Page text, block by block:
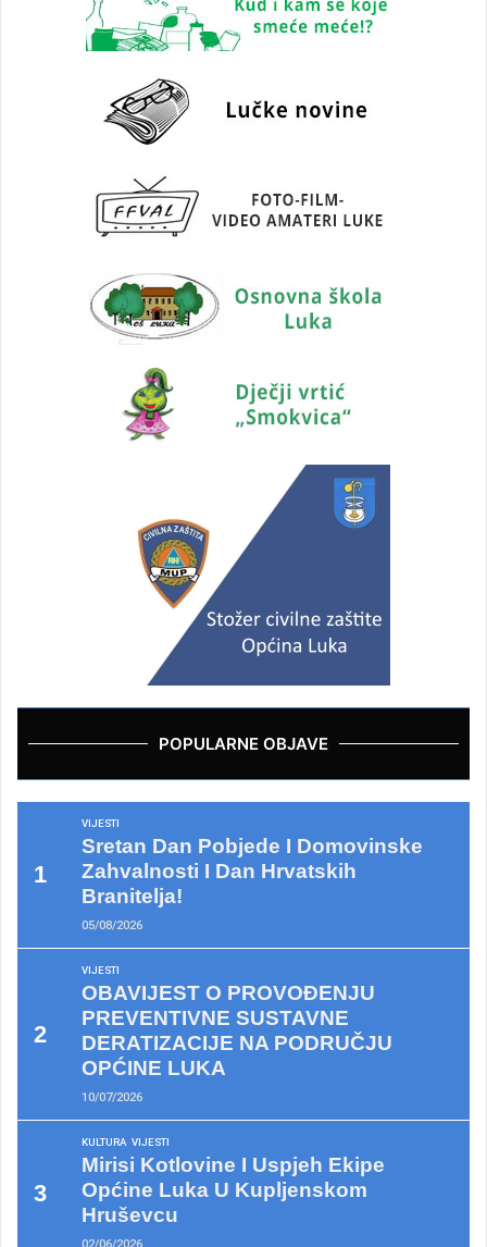
POPULARNE OBJAVE
VIJESTI
Sretan Dan Pobjede I Domovinske
Zahvalnosti I Dan Hrvatskih
Branitelja!
05/08/2026
VIJESTI
OBAVIJEST O PROVOĐENJU
PREVENTIVNE SUSTAVNE
DERATIZACIJE NA PODRUČJU
OPĆINE LUKA
10/07/2026
KULTURA VIJESTI
Mirisi Kotlovine I Uspjeh Ekipe
Općine Luka U Kupljenskom
Hruševcu